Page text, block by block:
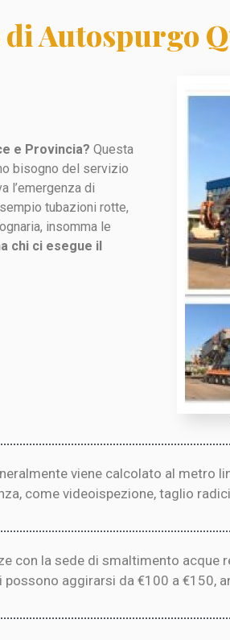
Autospurgo
e Provincia? Questa
bisogno del servizio
l’emergenza di
tubazioni rotte,
insomma le
chi ci esegue il
viene calcolato al metro
come videoispezione, taglio
con la sede di smaltimento
aggirarsi da €100 a €150,